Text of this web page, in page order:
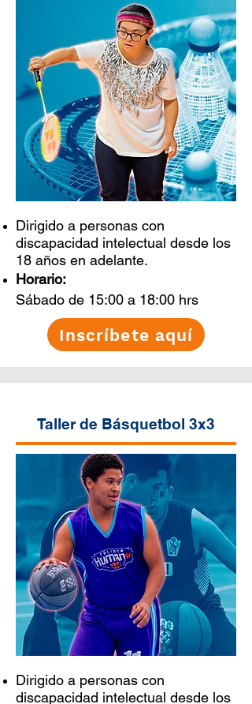
Dirigido a personas con
discapacidad intelectual desde los
18 años en adelante.
Horario:
Sábado de 15:00 a 18:00 hrs
Inscríbete aquí
Taller de Básquetbol 3x3
Dirigido a personas con
discapacidad intelectual desde los